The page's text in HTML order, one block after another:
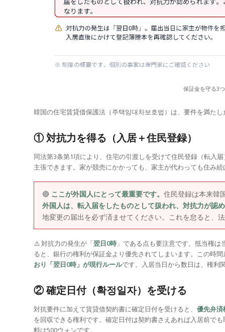
保証金を守る3
韓国の住宅賃貸借保護法（주택임대차보호법）は、要件を満た
① 対抗力を得る（入居＋住民登録）
同法第3条第1項により、住宅の引渡しを受けて住民登録（転入
主張できます。家が競売にかかっても、家主が代わっても住み
🔴 ここが外国人にとって最重要です。 住民登録は本来韓
外国人は、転入届をしたものとして扱われ、対抗力が認
地変更の届出を必ず済ませてください。これを怠ると、
⚠️ 対抗力の発生が「翌日0時 」である点も要注意です。抵当権
ると、銀行の権利が保証金より優先されてしまいます。この時
おり「翌日0時」が現行ルールです。入居当日から数日は、権利
② 確定日付（확정일자）を受ける
対抗要件に加えて賃貸借契約書に確定日付を受けると、 優先弁済
を回収できる権利です。確定日付は契約書さえあれば入居前で
料は500ウォンです。